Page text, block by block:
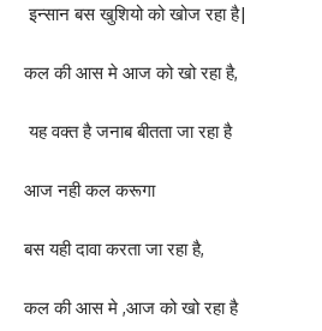
इन्सान बस खुशियो को खोज रहा है|
कल की आस मे आज को खो रहा है,
यह वक्त है जनाब बीतता जा रहा है
आज नही कल करूगा
बस यही दावा करता जा रहा है,
कल की आस मे ,आज को